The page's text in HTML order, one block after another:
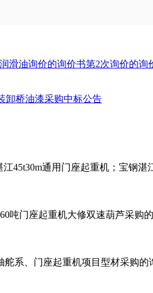
滑油询价的询价书第2次询价的询
卸桥油漆采购中标公告
45t30m通用门座起重机；宝钢
门座起重机大修双速葫芦采购
系、门座起重机项目型材采购